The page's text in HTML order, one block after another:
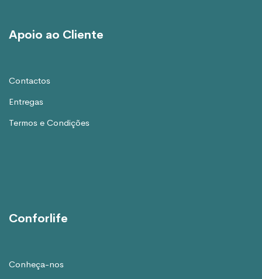
Apoio ao Cliente
Contactos
Entregas
Termos e Condições
Conforlife
Conheça-nos